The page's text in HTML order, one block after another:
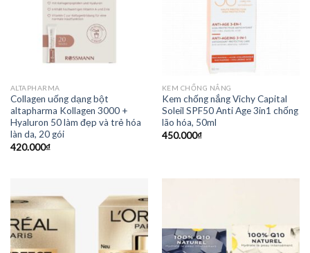
ALTAPHARMA
Collagen uống dạng bột
altapharma Kollagen 3000 +
Hyaluron 50 làm đẹp và trẻ hóa
làn da, 20 gói
420.000₫
KEM CHỐNG NẮNG
Kem chống nắng Vichy Capital
Soleil SPF50 Anti Age 3in1 chống
lão hóa, 50ml
450.000₫